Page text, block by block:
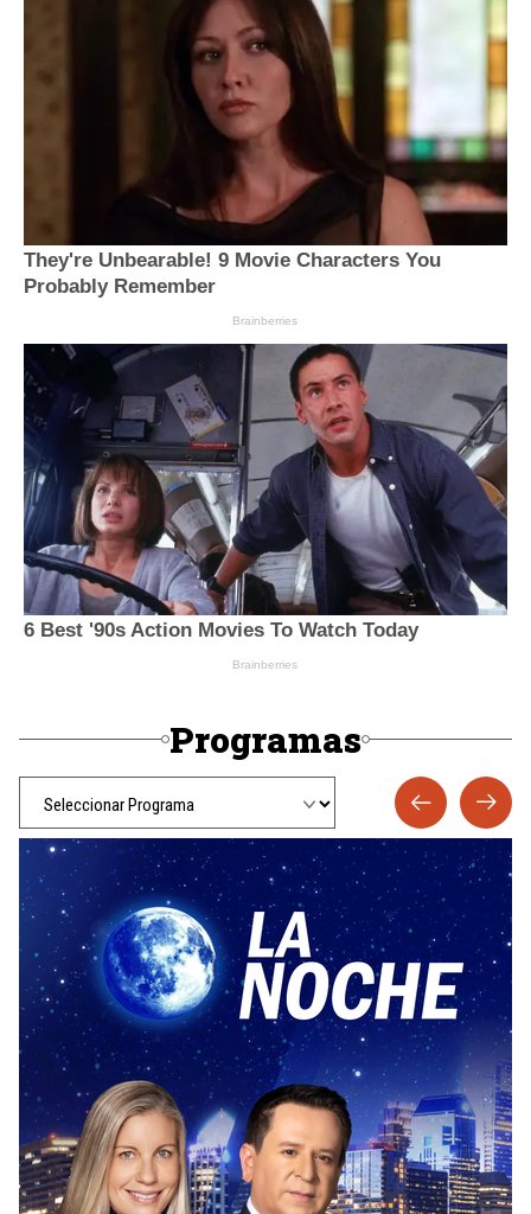
Programas